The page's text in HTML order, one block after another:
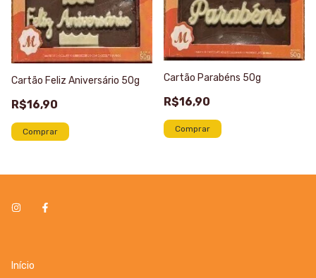
Cartão Feliz Aniversário 50g
R$16,90
Cartão Parabéns 50g
R$16,90
Início